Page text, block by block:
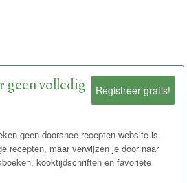
Registreer gratis!
geen volledig
geen doorsnee recepten-website is.
recepten, maar verwijzen je door naar
kooktijdschriften en favoriete